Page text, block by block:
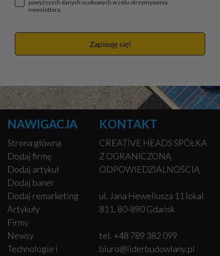
powyższych danych osobowych w celu otrzymywania
newslettera.
Zapisuję się!
NAWIGACJA
Strona główna
Dodaj firmę
Dodaj artykuł
Dodaj baner
Dodaj remarketing
Artykuły
Firmy
Newsy
Technologie i
KONTAKT
CREATIVE HEADS SPÓŁKA
Z OGRANICZONĄ
ODPOWIEDZIALNOŚCIĄ
ul. Jana Heweliusza 11 lokal
811, 80-890 Gdańsk
tel. +48 789 382 099
biuro@liderbudowlany.pl